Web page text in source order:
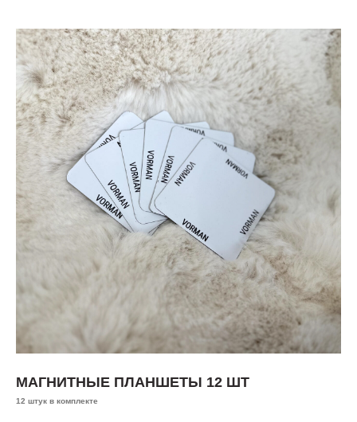
МАГНИТНЫЕ ПЛАНШЕТЫ 12 ШТ
12 штук в комплекте